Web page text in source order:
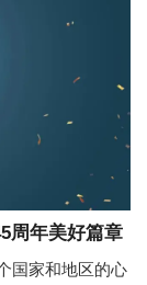
周年美好篇章
国家和地区的心